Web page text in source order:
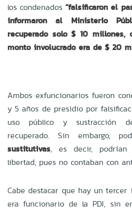
los condenados“falsificaron el
informaron al Ministerio
recuperado solo $ 10 millones,
monto involucrado era de $ 20
Ambos exfuncionarios fueron
y 5 años de presidio por
uso público y sustracción
recuperado. Sin embargo,
sustitutivas, es decir,
libertad, pues no contaban con
Cabe destacar que hay un
era funcionario de la PDI, sin